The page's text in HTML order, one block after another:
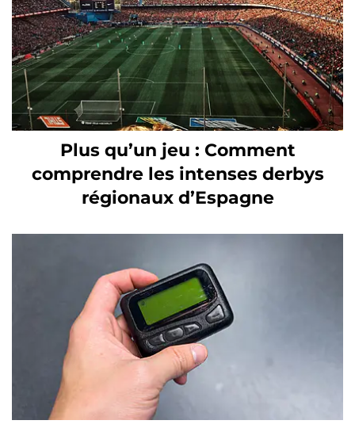
Plus qu’un jeu : Comment
comprendre les intenses derbys
régionaux d’Espagne